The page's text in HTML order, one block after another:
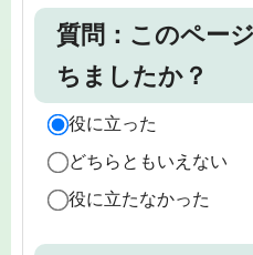
質問：このペー
ちましたか？
役に立った
どちらともいえない
役に立たなかった